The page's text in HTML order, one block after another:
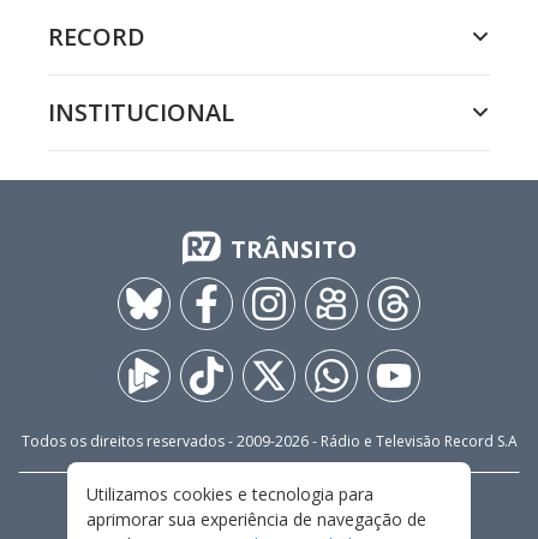
RECORD
INSTITUCIONAL
TRÂNSITO
Todos os direitos reservados - 2009-2026- Rádio e Televisão Record S.A
FALE CONOSCO
PRIVACIDADE
Utilizamos cookies e tecnologia para
aprimorar sua experiência de navegação de